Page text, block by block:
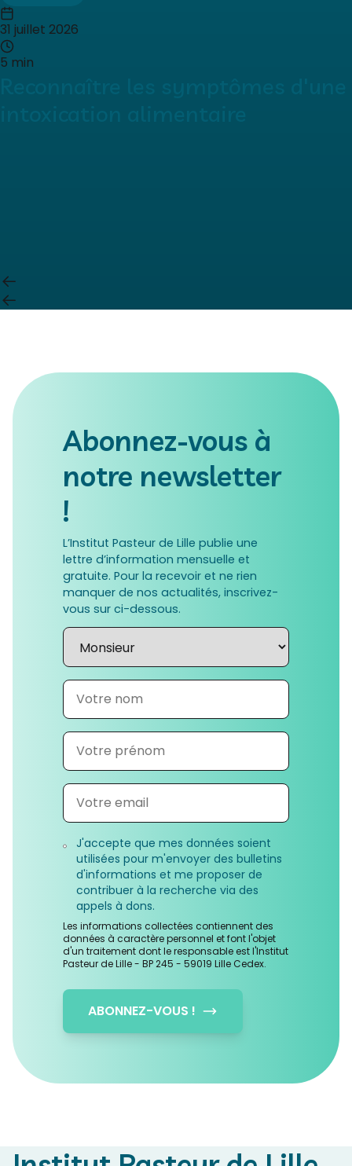
31 juillet 2026
5 min
Abonnez-vous à
notre newsletter
!
L’Institut Pasteur de Lille publie une
lettre d’information mensuelle et
gratuite. Pour la recevoir et ne rien
manquer de nos actualités, inscrivez-
vous sur ci-dessous.
J'accepte que mes données soient
utilisées pour m'envoyer des bulletins
d'informations et me proposer de
contribuer à la recherche via des
appels à dons.
Les informations collectées contiennent des
données à caractère personnel et font l'objet
d'un traitement dont le responsable est l'Institut
Pasteur de Lille - BP 245 - 59019 Lille Cedex.
ABONNEZ-VOUS !